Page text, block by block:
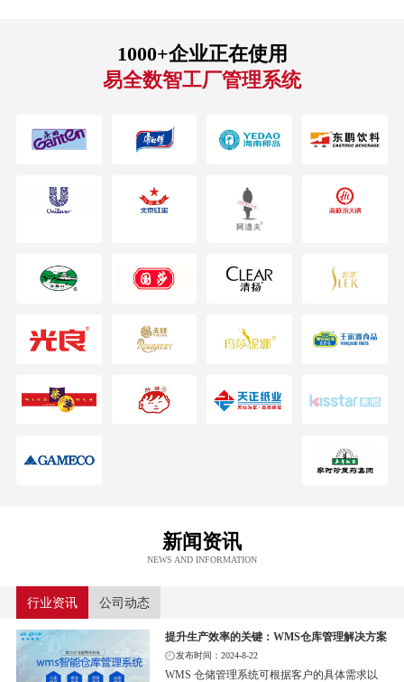
1000+企业正在使用
易全数智工厂管理系统
新闻资讯
NEWS AND INFORMATION
行业资讯 公司动态
提升生产效率的关键：WMS仓库管理解决方案
发布时间：2024-8-22
WMS 仓储管理系统可根据客户的具体需求以